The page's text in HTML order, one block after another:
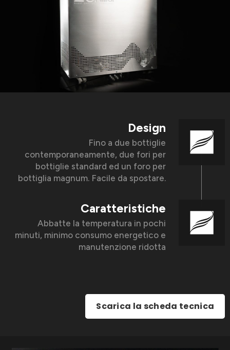
Design
Fino a due bottiglie
contemporaneamente, due fori per
bottiglie standard ed un foro per
bottiglia magnum. Facile da spostare.
Caratteristiche
Abbatte la temperatura in pochi
minuti, minimo consumo energetico e
manutenzione ridotta
Scarica la scheda tecnica